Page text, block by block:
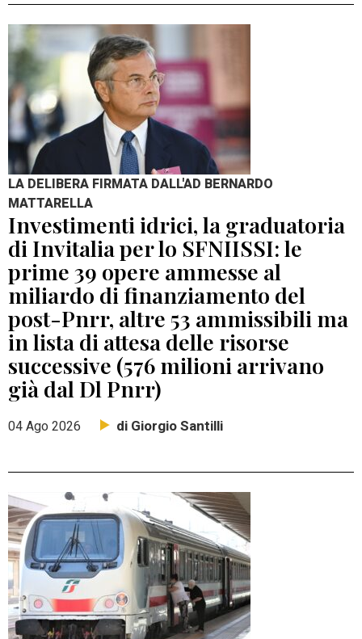
LA DELIBERA FIRMATA DALL'AD BERNARDO
MATTARELLA
Investimenti idrici, la graduatoria
di Invitalia per lo SFNIISSI: le
prime 39 opere ammesse al
miliardo di finanziamento del
post-Pnrr, altre 53 ammissibili ma
in lista di attesa delle risorse
successive (576 milioni arrivano
già dal Dl Pnrr)
04 Ago 2026 di Giorgio Santilli